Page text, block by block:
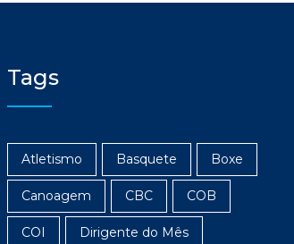
Tags
Atletismo Basquete Boxe
Canoagem CBC COB
COI Dirigente do Mês